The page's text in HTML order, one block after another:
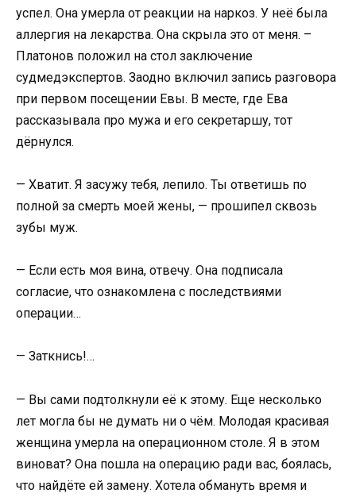
успел. Она умерла от реакции на наркоз. У неё была
аллергия на лекарства. Она скрыла это от меня. –
Платонов положил на стол заключение
судмедэкспертов. Заодно включил запись разговора
при первом посещении Евы. В месте, где Ева
рассказывала про мужа и его секретаршу, тот
дёрнулся.
— Хватит. Я засужу тебя, лепило. Ты ответишь по
полной за смерть моей жены, — прошипел сквозь
зубы муж.
— Если есть моя вина, отвечу. Она подписала
согласие, что ознакомлена с последствиями
операции…
— Заткнись!…
— Вы сами подтолкнули её к этому. Еще несколько
лет могла бы не думать ни о чём. Молодая красивая
женщина умерла на операционном столе. Я в этом
виноват? Она пошла на операцию ради вас, боялась,
что найдёте ей замену. Хотела обмануть время и